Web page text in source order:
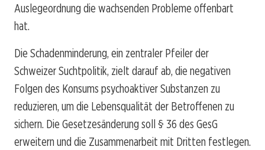
Auslegeordnung die wachsenden Probleme offenbart
hat.
Die Schadenminderung, ein zentraler Pfeiler der
Schweizer Suchtpolitik, zielt darauf ab, die negativen
Folgen des Konsums psychoaktiver Substanzen zu
reduzieren, um die Lebensqualität der Betroffenen zu
sichern. Die Gesetzesänderung soll § 36 des GesG
erweitern und die Zusammenarbeit mit Dritten festlegen.